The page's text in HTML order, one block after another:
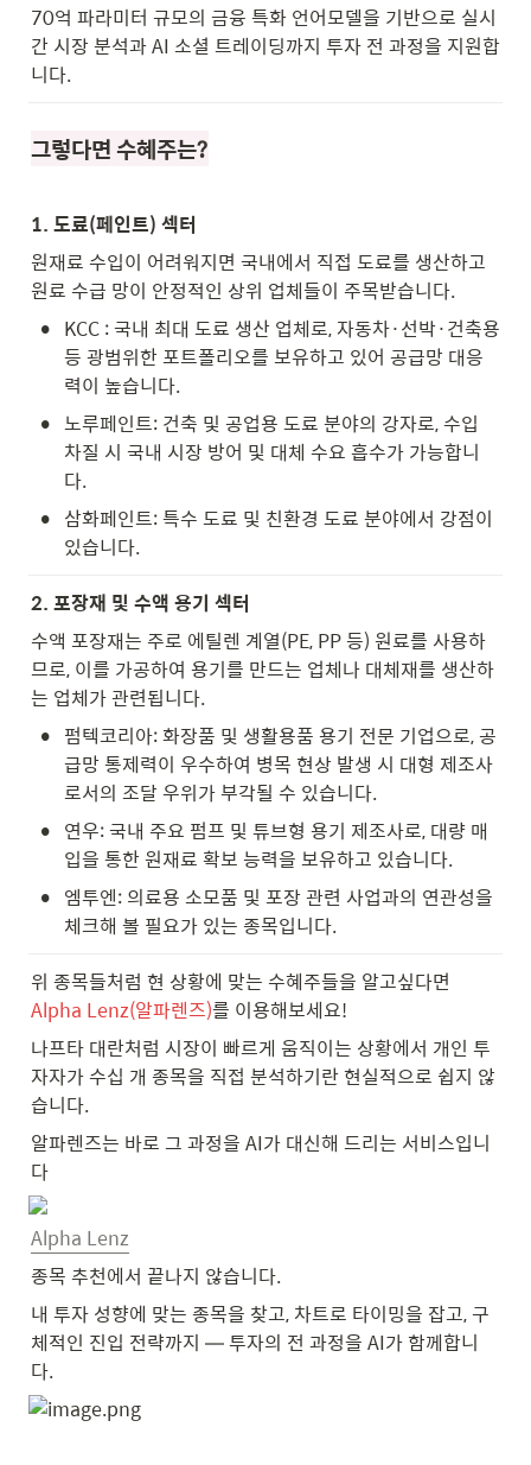
70억 파라미터 규모의 금융 특화 언어모델을 기반으로 실시
간 시장 분석과 AI 소셜 트레이딩까지 투자 전 과정을 지원합
니다.
그렇다면 수혜주는?
1. 도료(페인트) 섹터
원재료 수입이 어려워지면 국내에서 직접 도료를 생산하고
원료 수급 망이 안정적인 상위 업체들이 주목받습니다.
• KCC : 국내 최대 도료 생산 업체로, 자동차·선박·건축용
등 광범위한 포트폴리오를 보유하고 있어 공급망 대응
력이 높습니다.
• 노루페인트: 건축 및 공업용 도료 분야의 강자로, 수입
차질 시 국내 시장 방어 및 대체 수요 흡수가 가능합니
다.
• 삼화페인트: 특수 도료 및 친환경 도료 분야에서 강점이
있습니다.
2. 포장재 및 수액 용기 섹터
수액 포장재는 주로 에틸렌 계열(PE, PP 등) 원료를 사용하
므로, 이를 가공하여 용기를 만드는 업체나 대체재를 생산하
는 업체가 관련됩니다.
• 펌텍코리아: 화장품 및 생활용품 용기 전문 기업으로, 공
급망 통제력이 우수하여 병목 현상 발생 시 대형 제조사
로서의 조달 우위가 부각될 수 있습니다.
• 연우: 국내 주요 펌프 및 튜브형 용기 제조사로, 대량 매
입을 통한 원재료 확보 능력을 보유하고 있습니다.
• 엠투엔: 의료용 소모품 및 포장 관련 사업과의 연관성을
체크해 볼 필요가 있는 종목입니다.
위 종목들처럼 현 상황에 맞는 수혜주들을 알고싶다면
Alpha Lenz(알파렌즈)를 이용해보세요!
나프타 대란처럼 시장이 빠르게 움직이는 상황에서 개인 투
자자가 수십 개 종목을 직접 분석하기란 현실적으로 쉽지 않
습니다.
알파렌즈는 바로 그 과정을 AI가 대신해 드리는 서비스입니
다
Alpha Lenz
종목 추천에서 끝나지 않습니다.
내 투자 성향에 맞는 종목을 찾고, 차트로 타이밍을 잡고, 구
체적인 진입 전략까지 — 투자의 전 과정을 AI가 함께합니
다.